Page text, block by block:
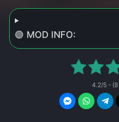
🟢 MOD INFO:
4.2/5 -